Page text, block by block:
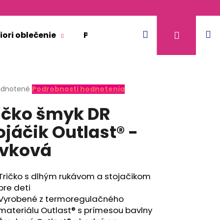
oblečenie Pre dospelých Doplnkový
Hľadať
Podrobnosti hodnotenia
šmyk DR
Outlast® -
s dlhým rukávom a stojačikom
deti
z termoregulačného
Outlast® s prímesou bavlny
TENKÝ